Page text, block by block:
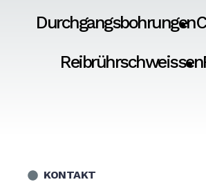
Durchgangsbohrungen
Reibrührschweissen
KONTAKT